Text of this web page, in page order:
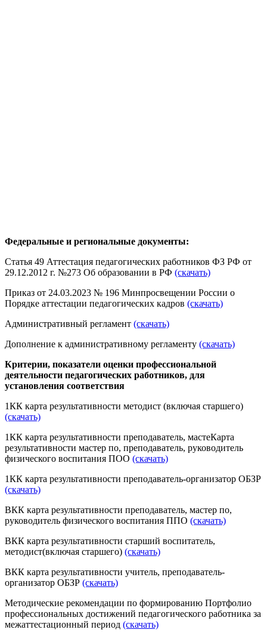
Федеральные и региональные документы:
Статья 49 Аттестация педагогических работников ФЗ РФ от
29.12.2012 г. №273 Об образовании в РФ (скачать)
Приказ от 24.03.2023 № 196 Минпросвещении России о
Порядке аттестации педагогических кадров (скачать)
Административный регламент (скачать)
Дополнение к административному регламенту (скачать)
Критерии, показатели оценки профессиональной
деятельности педагогических работников, для
установления соответствия
1КК карта результативности методист (включая старшего)
(скачать)
1КК карта результативности преподаватель, мастеКарта
результативности мастер по, преподаватель, руководитель
физического воспитания ПОО (скачать)
1КК карта результативности преподаватель-организатор ОБЗР
(скачать)
ВКК карта результативности преподаватель, мастер по,
руководитель физического воспитания ППО (скачать)
ВКК карта результативности старший воспитатель,
методист(включая старшего) (скачать)
ВКК карта результативности учитель, преподаватель-
организатор ОБЗР (скачать)
Методические рекомендации по формированию Портфолио
профессиональных достижений педагогического работника за
межаттестационный период (скачать)